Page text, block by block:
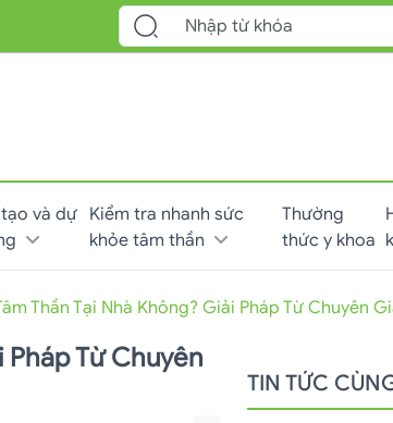
và dự Kiểm tra nhanh sức
khỏe tâm thần
Thường
thức y khoa
Thần Tại Nhà Không? Giải Pháp Từ Chuyên
Pháp Từ Chuyên
TIN TỨC